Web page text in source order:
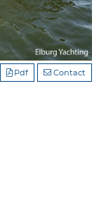
Contact
Pdf